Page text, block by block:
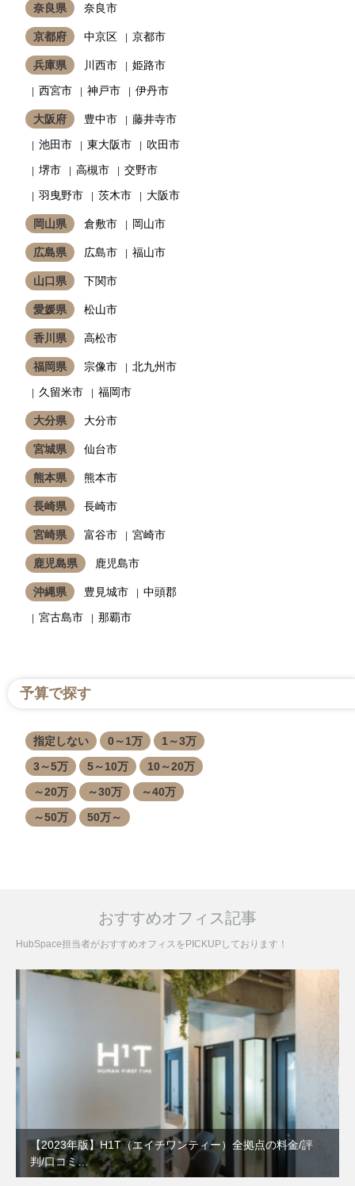
奈良県 奈良市
京都府 中京区 京都市
兵庫県 川西市
姫路市
西宮市
神戸市 伊丹市
大阪府 豊中市
藤井寺市
池田市
東大阪市
吹田市
堺市
高槻市
交野市
羽曳野市
茨木市 大阪市
岡山県 倉敷市 岡山市
広島県 広島市 福山市
山口県 下関市
愛媛県 松山市
香川県 高松市
福岡県 宗像市
北九州市
久留米市
福岡市
大分県 大分市
宮城県 仙台市
熊本県 熊本市
長崎県 長崎市
宮崎県 富谷市 宮崎市
鹿児島県 鹿児島市
沖縄県 豊見城市
中頭郡
宮古島市
那覇市
予算で探す
指定しない 0～1万
1～3万
3～5万
5～10万
10～20万
～20万
～30万
～40万
～50万
50万～
おすすめオフィス記事
HubSpace担当者がおすすめオフィスをPICKUPしております！
【2023年版】H1T（エイチワンティー）全拠点の料金/評
判/口コミ…